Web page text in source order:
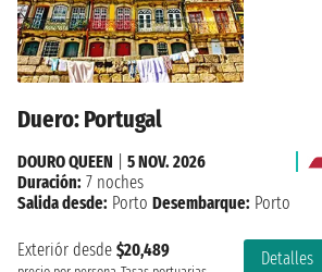
Duero: Portugal
Exteriór desde $20,489 Detalles
DOURO QUEEN
5 NOV. 2026
Duración: 7 noches
Salida desde: Porto Desembarque: Porto